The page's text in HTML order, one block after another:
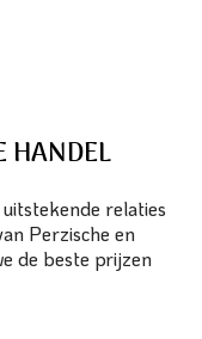
HANDEL
relaties
Perzische en
de beste prijzen